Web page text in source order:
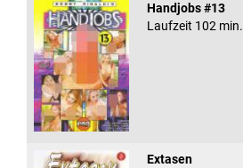
Handjobs #13
Laufzeit 102 min.
Extasen